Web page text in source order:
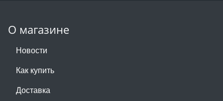
О магазине
Новости
Как купить
Доставка